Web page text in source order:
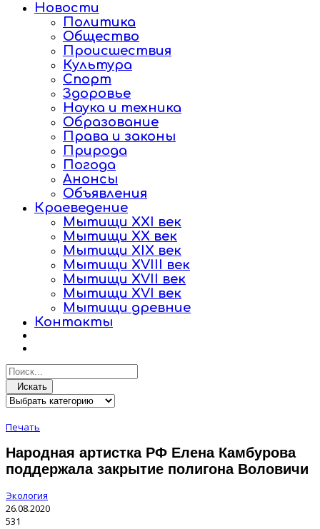
Новости
Политика
Общество
Происшествия
Культура
Спорт
Здоровье
Наука и техника
Образование
Права и законы
Природа
Погода
Анонсы
Объявления
Краеведение
Мытищи XXI век
Мытищи XX век
Мытищи XIX век
Мытищи XVIII век
Мытищи XVII век
Мытищи XVI век
Мытищи древние
Контакты
Искать
Печать
Народная артистка РФ Елена Камбурова
поддержала закрытие полигона Воловичи
Экология
26.08.2020
531